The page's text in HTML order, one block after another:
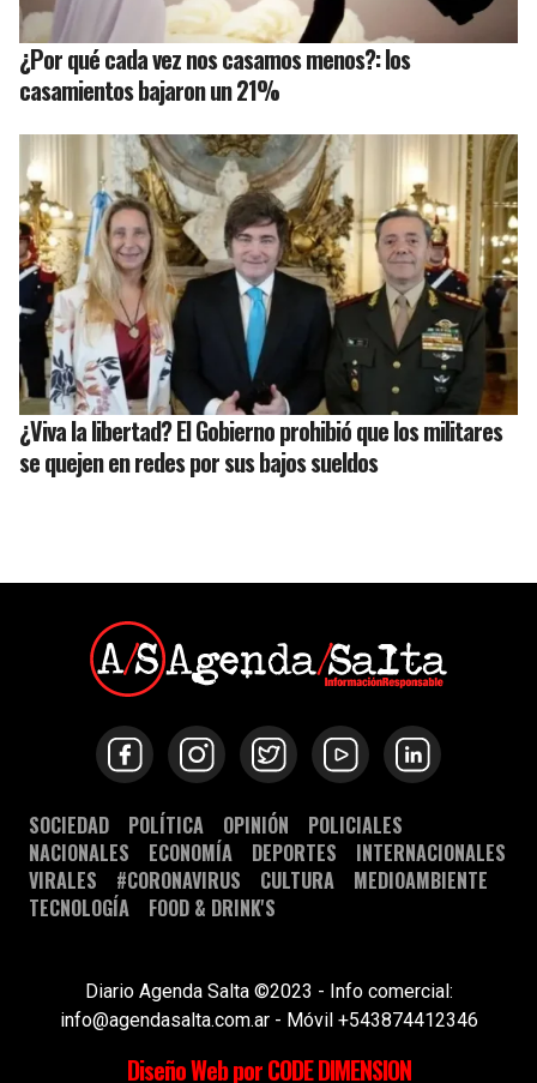
¿Por qué cada vez nos casamos menos?: los
casamientos bajaron un 21%
¿Viva la libertad? El Gobierno prohibió que los militares
se quejen en redes por sus bajos sueldos
SOCIEDAD POLÍTICA OPINIÓN
POLICIALES
NACIONALES
ECONOMÍA DEPORTES
INTERNACIONALES
VIRALES
#CORONAVIRUS CULTURA
MEDIOAMBIENTE
TECNOLOGÍA
FOOD & DRINK'S
Diario Agenda Salta ©2023 - Info comercial:
info@agendasalta.com.ar - Móvil +543874412346
Diseño Web por CODE DIMENSION